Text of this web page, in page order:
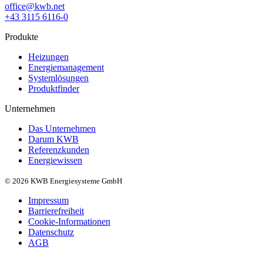
office@kwb.net
+43 3115 6116-0
Produkte
Heizungen
Energiemanagement
Systemlösungen
Produktfinder
Unternehmen
Das Unternehmen
Darum KWB
Referenzkunden
Energiewissen
© 2026 KWB Energiesysteme GmbH
Impressum
Barrierefreiheit
Cookie-Informationen
Datenschutz
AGB